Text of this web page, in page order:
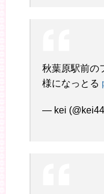
秋葉原駅前の
様になっとる
— kei